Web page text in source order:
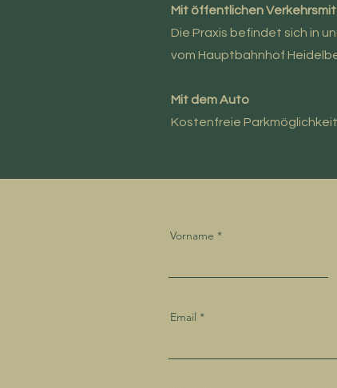
Mit öffentlichen
Die Praxis befindet sich in
vom Hauptbahnhof
Mit dem Auto
Kostenfreie
Vorname
Email